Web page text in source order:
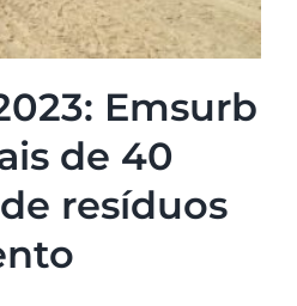
Emsurb
de 40
resíduos